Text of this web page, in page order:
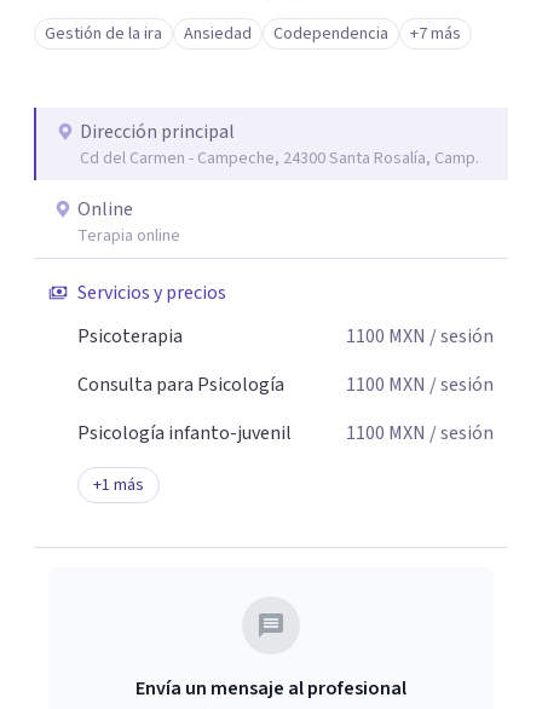
breve, familiar e infantil, así como con respaldo
profesional y experiencia clínica de más de 26 años y
auténtica y comunicación clara y directa para darte
seguridad emocional y una dirección firme de tu proceso
de cambio.
Gestión de la ira Ansiedad Codependencia +7 más
Dirección principal
Cd del Carmen - Campeche, 24300 Santa Rosalía, Camp.
Online
Terapia online
Servicios y precios
Psicoterapia
1100 MXN / sesión
Consulta para Psicología
1100 MXN / sesión
Psicología infanto-juvenil
1100 MXN / sesión
+1 más
Envía un mensaje al profesional